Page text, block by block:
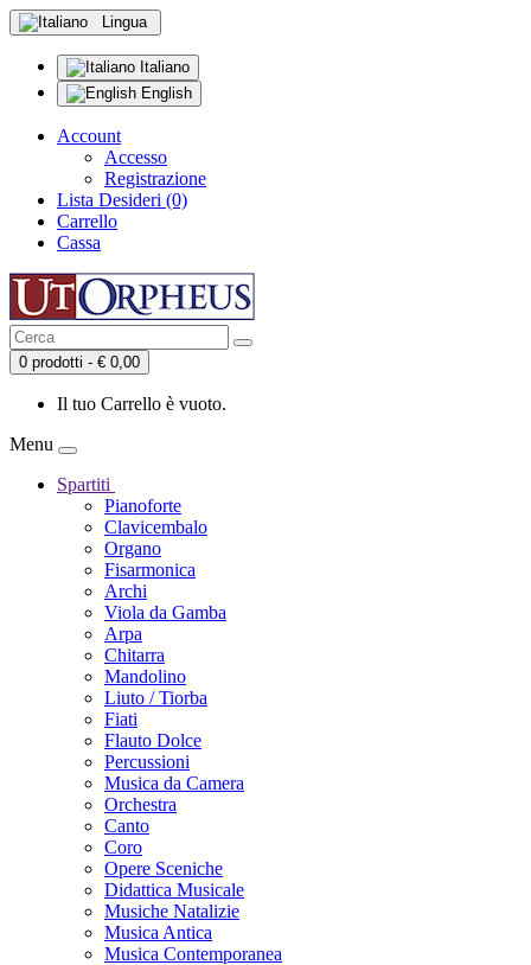
Lingua
Italiano
English
Account
Accesso
Registrazione
Lista Desideri (0)
Carrello
Cassa
0 prodotti - € 0,00
Il tuo Carrello è vuoto.
Menu
Spartiti
Pianoforte
Clavicembalo
Organo
Fisarmonica
Archi
Viola da Gamba
Arpa
Chitarra
Mandolino
Liuto / Tiorba
Fiati
Flauto Dolce
Percussioni
Musica da Camera
Orchestra
Canto
Coro
Opere Sceniche
Didattica Musicale
Musiche Natalizie
Musica Antica
Musica Contemporanea